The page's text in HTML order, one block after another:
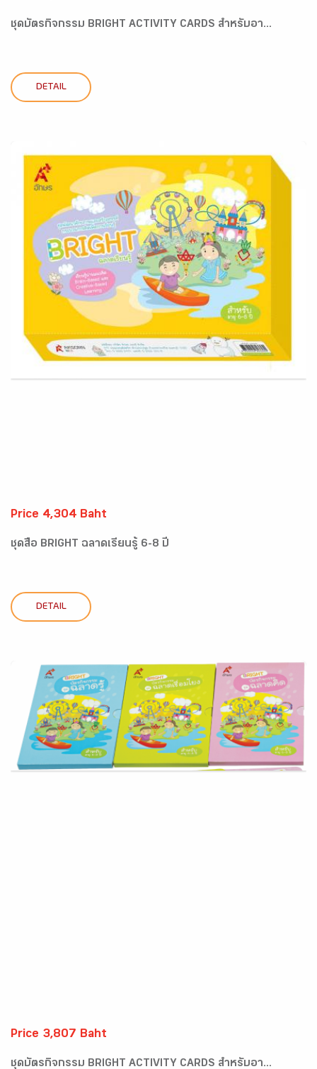
ชุดบัตรกิจกรรม BRIGHT ACTIVITY CARDS สำหรับอา...
DETAIL
Price 4,304 Baht
ชุดสื่อ BRIGHT ฉลาดเรียนรู้ 6-8 ปี
DETAIL
Price 3,807 Baht
ชุดบัตรกิจกรรม BRIGHT ACTIVITY CARDS สำหรับอา...